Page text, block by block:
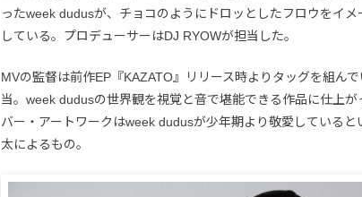
ったweek dudusが、チョコのようにドロッとしたフロウをイメ
している。プロデューサーはDJ RYOWが担当した。
MVの監督は前作EP『KAZATO』リリース時よりタッグを組ん
当。week dudusの世界観を視覚と音で堪能できる作品に仕上が
バー・アートワークはweek dudusが少年期より敬愛していると
太によるもの。